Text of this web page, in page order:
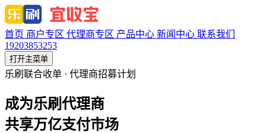
首页 商户专区 代理商专区 产品中心 新闻中心 联系我们
19203853253
打开主菜单
乐刷联合收单 · 代理商招募计划
成为乐刷代理商
共享万亿支付市场